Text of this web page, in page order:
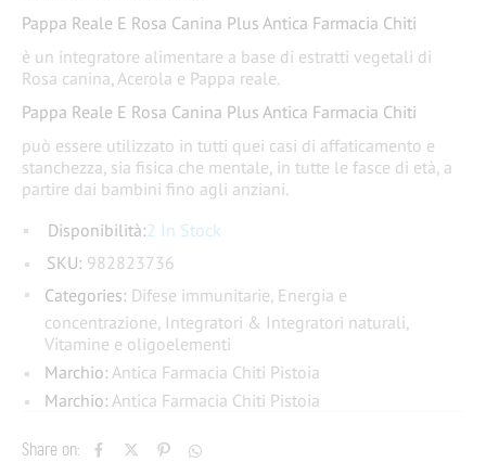
Pappa Reale E Rosa Canina Plus Antica Farmacia Chiti
è un integratore alimentare a base di estratti vegetali di
Rosa canina, Acerola e Pappa reale.
Pappa Reale E Rosa Canina Plus Antica Farmacia Chiti
può essere utilizzato in tutti quei casi di affaticamento e
stanchezza, sia fisica che mentale, in tutte le fasce di età, a
partire dai bambini fino agli anziani.
Disponibilità:2 In Stock
Share on:
SKU: 982823736
Categories: Difese immunitarie, Energia e
concentrazione, Integratori & Integratori naturali,
Vitamine e oligoelementi
Marchio: Antica Farmacia Chiti Pistoia
Marchio: Antica Farmacia Chiti Pistoia